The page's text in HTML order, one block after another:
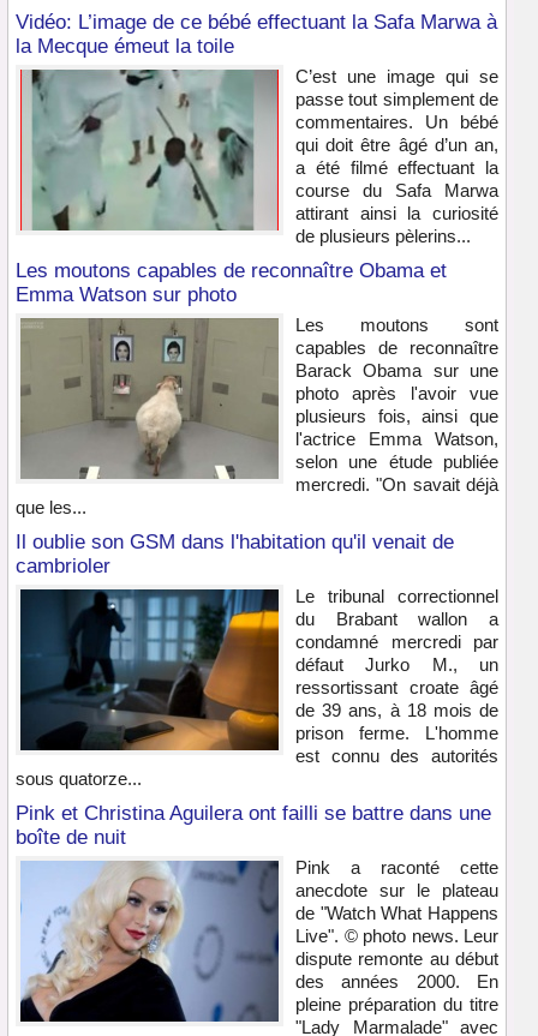
Vidéo: L’image de ce bébé effectuant la Safa Marwa à
la Mecque émeut la toile
C’est une image qui se
passe tout simplement de
commentaires. Un bébé
qui doit être âgé d’un an,
a été filmé effectuant la
course du Safa Marwa
attirant ainsi la curiosité
de plusieurs pèlerins...
Les moutons capables de reconnaître Obama et
Emma Watson sur photo
Les moutons sont
capables de reconnaître
Barack Obama sur une
photo après l'avoir vue
plusieurs fois, ainsi que
l'actrice Emma Watson,
selon une étude publiée
mercredi. "On savait déjà
que les...
Il oublie son GSM dans l'habitation qu'il venait de
cambrioler
Le tribunal correctionnel
du Brabant wallon a
condamné mercredi par
défaut Jurko M., un
ressortissant croate âgé
de 39 ans, à 18 mois de
prison ferme. L'homme
est connu des autorités
sous quatorze...
Pink et Christina Aguilera ont failli se battre dans une
boîte de nuit
Pink a raconté cette
anecdote sur le plateau
de "Watch What Happens
Live". © photo news. Leur
dispute remonte au début
des années 2000. En
pleine préparation du titre
"Lady Marmalade" avec